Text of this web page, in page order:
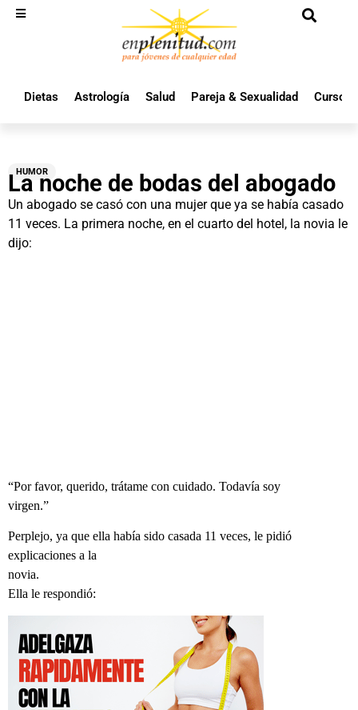
Dietas Astrología Salud Pareja & Sexualidad Cursos
HUMOR
La noche de bodas del abogado
Un abogado se casó con una mujer que ya se había casado
11 veces. La primera noche, en el cuarto del hotel, la novia le
dijo:
“Por favor, querido, trátame con cuidado. Todavía soy
virgen.”
Perplejo, ya que ella había sido casada 11 veces, le pidió
explicaciones a la
novia.
Ella le respondió: